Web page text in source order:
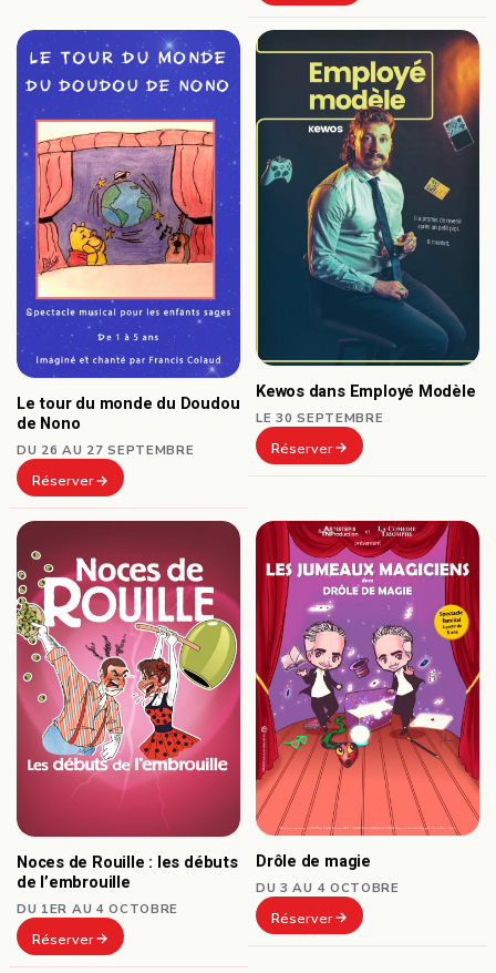
Le tour du monde du Doudou
de Nono
DU 26 AU 27 SEPTEMBRE
Réserver
Kewos dans Employé Modèle
LE 30 SEPTEMBRE
Réserver
Noces de Rouille : les débuts
de l’embrouille
DU 1ER AU 4 OCTOBRE
Réserver
Drôle de magie
DU 3 AU 4 OCTOBRE
Réserver